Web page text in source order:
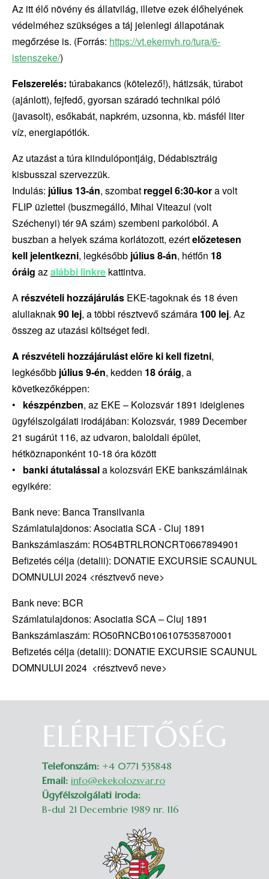
Az itt élő növény és állatvilág, illetve ezek élőhelyének
védelméhez szükséges a táj jelenlegi állapotának
megőrzése is. (Forrás: https://vt.ekemvh.ro/tura/6-
istenszeke/)
Felszerelés: túrabakancs (kötelező!), hátizsák, túrabot
(ajánlott), fejfedő, gyorsan száradó technikai póló
(javasolt), esőkabát, napkrém, uzsonna, kb. másfél liter
víz, energiapótlók.
Az utazást a túra kiindulópontjáig, Dédabisztráig
kisbusszal szervezzük.
Indulás: július 13-án, szombat reggel 6:30-kora volt
FLIP üzlettel (buszmegálló, Mihai Viteazul (volt
Széchenyi) tér 9A szám) szembeni parkolóból. A
buszban a helyek száma korlátozott, ezértelőzetesen
kell jelentkezni, legkésőbb július8-án, hétfőn 18
óráig azalábbi linkre kattintva.
A részvételi hozzájárulás EKE-tagoknak és 18 éven
aluliaknak90 lej, a többi résztvevő számára 100 lej. Az
összeg az utazási költséget fedi.
A részvételi hozzájárulást előre ki kell fizetni,
legkésőbb július 9-én, kedden 18 óráig, a
következőképpen:
• készpénzben, az EKE – Kolozsvár 1891 ideiglenes
ügyfélszolgálati irodájában: Kolozsvár, 1989 December
21 sugárút 116, az udvaron, baloldali épület,
hétköznaponként 10-18 óra között
• banki átutalássala kolozsvári EKE bankszámláinak
egyikére:
Bank neve: Banca Transilvania
Számlatulajdonos: Asociatia SCA - Cluj 1891
Bankszámlaszám: RO54BTRLRONCRT0667894901
Befizetés célja (detalii): DONATIE EXCURSIE SCAUNUL
DOMNULUI 2024 <résztvevő neve>
Bank neve: BCR
Számlatulajdonos: Asociatia SCA – Cluj 1891
Bankszámlaszám: RO50RNCB0106107535870001
Befizetés célja (detalii): DONATIE EXCURSIE SCAUNUL
DOMNULUI 2024 <résztvevő neve>
ELÉRHETŐSÉG
Telefonszám: +4 0771 535848
Email: info@ekekolozsvar.ro
Ügyfélszolgálati iroda:
B-dul 21 Decembrie 1989 nr. 116